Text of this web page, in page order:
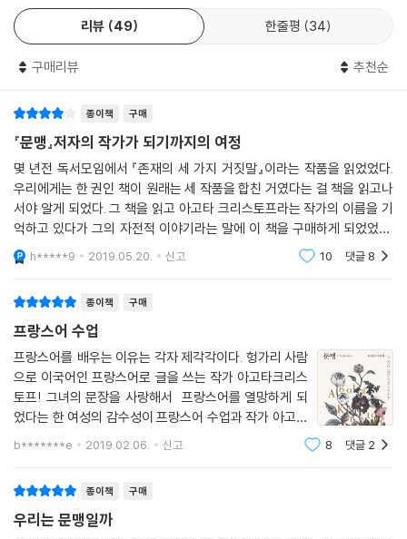
011년 7월 뇌샤텔에서 일흔다섯 살의 나이로 생을 마감한다.
아를 거쳐 스위스로 이주하기까지 끊임없이 ‘언어’를 잃고, ‘언어’를 배우는
을 써왔는지를 보여주지만, 또한 자신이 영원히 ‘문맹’에서 벗어나지 못하
리라는 것도 분명히 말한다.
“내가 프랑스어로 말한 지는 30년도 더 되었고, 글을 쓴 지는 20년도 더
되었지만, 나는 여전히 이 언어를 알지 못한다. 나는 프랑스어로 말할 때 실
수를 하고, 사전들의 도움을 빈번히 받아야만 프랑스어로 글을 쓸 수 있
다.” _52~53쪽
그러나 이 말이 책의 제목이 『문맹』이 된 이유의 다는 아니다. 책의 제목이
『문맹』인 진짜 이유는 강제되고 불공평한 상황에도 좌절치 않고, 한 명의
‘문맹’으로서 계속해서 쓰겠다고 그녀가 말하고 있기 때문이다.
“나는 태어날 때부터 프랑스어를 쓰는 작가들처럼은 프랑스어로 글을 결
코 쓰지 못하리라는 사실을 알고 있다. 하지만 나는 내가 할 수 있는 대로,
할 수 있는 한 최선을 다해 쓸 것이다.” _112쪽
다.
한 문맹의 도전.” _113쪽
리뷰 49 한줄평 34
구매리뷰 추천순
종이책 구매
『문맹』저자의 작가가 되기까지의 여정
몇 년전 독서모임에서 『존재의 세 가지 거짓말』이라는 작품을 읽었었다.
우리에게는 한 권인 책이 원래는 세 작품을 합친 거였다는 걸 책을 읽고나
서야 알게 되었다. 그 책을 읽고 아고타 크리스토프라는 작가의 이름을 기
억하고 있다가 그의 자전적 이야기라는 말에 이 책을 구매하게 되었었다.
작가의 이야기를 읽고나면 그 책이 쓰여졌던 배경을 어느 정도 파악할 수
있겠지 라는 생
h*****9 2019.05.20. 신고 10 댓글 8
종이책 구매
프랑스어 수업
프랑스어를 배우는 이유는 각자 제각각이다. 헝가리 사람
으로 이국어인 프랑스어로 글을 쓰는 작가 아고타크리스
토프! 그녀의 문장을 사랑해서 프랑스어를 열망하게 되
었다는 한 여성의 감수성이 프랑스어 수업과 작가 아고타
크리스토프를 연결시켰다. 그럭저럭 둔해지고 생활감각
b*******e 2019.02.06. 신고 8 댓글 2
종이책 구매
우리는 문맹일까